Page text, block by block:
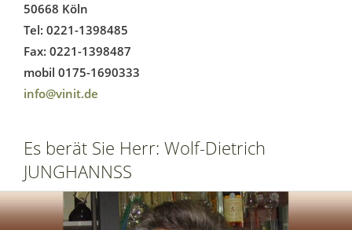
50668 Köln
Tel: 0221-1398485
Fax: 0221-1398487
mobil 0175-1690333
info@vinit.de
Es berät Sie Herr: Wolf-Dietrich
JUNGHANNSS